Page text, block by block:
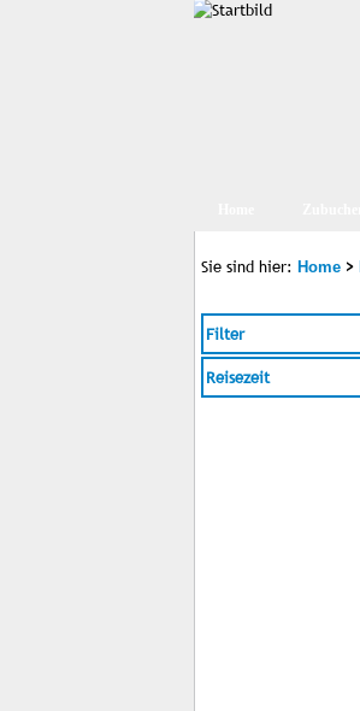
Sie sind hier: Home >
Filter
Reisezeit